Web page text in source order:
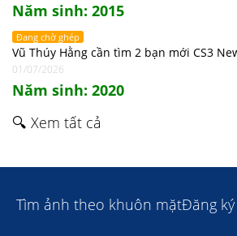
Năm sinh: 2015
Đang chờ ghép
Vũ Thúy Hằng cần tìm 2 bạn mới CS3
01/07/2026
Năm sinh: 2020
🔍 Xem tất cả
Tìm ảnh theo khuôn mặtĐăng